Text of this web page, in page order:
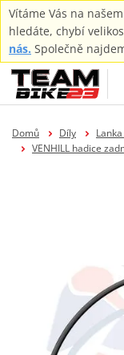
Vítáme Vás na
hledáte, chybí
nás. Společně
Domů Díly
VENHILL hadice